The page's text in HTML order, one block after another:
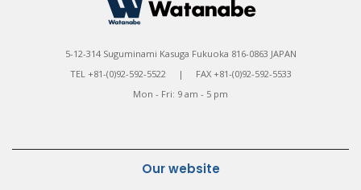
5-12-314 Suguminami Kasuga Fukuoka 816-0863 JAPAN
TEL +81-(0)92-592-5522 | FAX +81-(0)92-592-5533
Mon - Fri: 9 am - 5 pm
Our website